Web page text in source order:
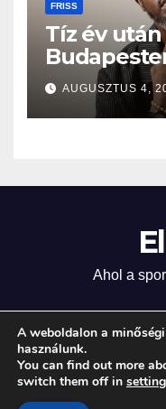
FRISS
Tíz év
Grammy-
AUGUSZTUS 4,
Ahol a
Proudly powered by
A weboldalon a
használunk.
You can find out more
switch them off in